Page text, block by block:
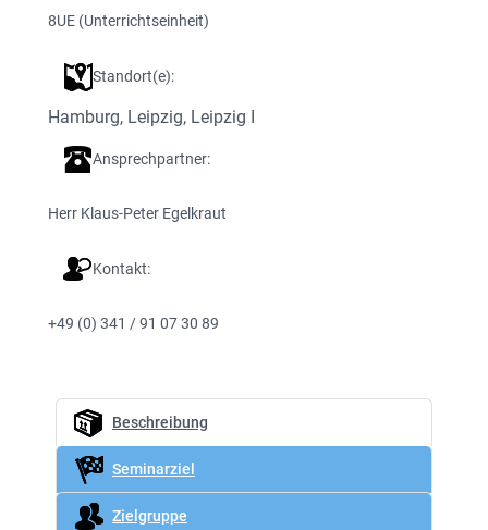
8UE (Unterrichtseinheit)
Standort(e):
Hamburg, Leipzig, Leipzig I
Ansprechpartner:
Herr Klaus-Peter Egelkraut
Kontakt:
+49 (0) 341 / 91 07 30 89
Beschreibung
Seminarziel
Zielgruppe